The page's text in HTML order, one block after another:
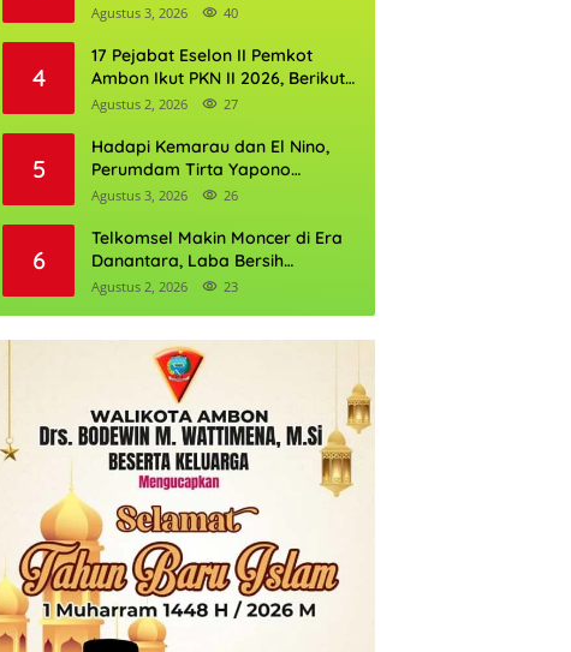
Kantor Pertanahan
Agustus 3, 2026 40
4
17 Pejabat Eselon II Pemkot
Ambon Ikut PKN II 2026, Berikut
Daftarnya
Agustus 2, 2026 27
5
Hadapi Kemarau dan El Nino,
Perumdam Tirta Yapono
Perkuat Cadangan Air Ambon
Agustus 3, 2026 26
6
Telkomsel Makin Moncer di Era
Danantara, Laba Bersih
Semester I 2026 Tembus Rp10,4
Agustus 2, 2026 23